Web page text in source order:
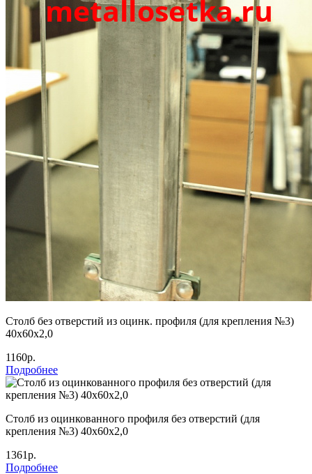
Столб без отверстий из оцинк. профиля (для крепления №3)
40х60х2,0
1160р.
Подробнее
Столб из оцинкованного профиля без отверстий (для
крепления №3) 40х60х2,0
1361р.
Подробнее